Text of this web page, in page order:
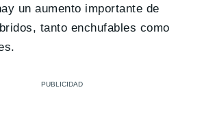
un aumento importante de
tanto enchufables como